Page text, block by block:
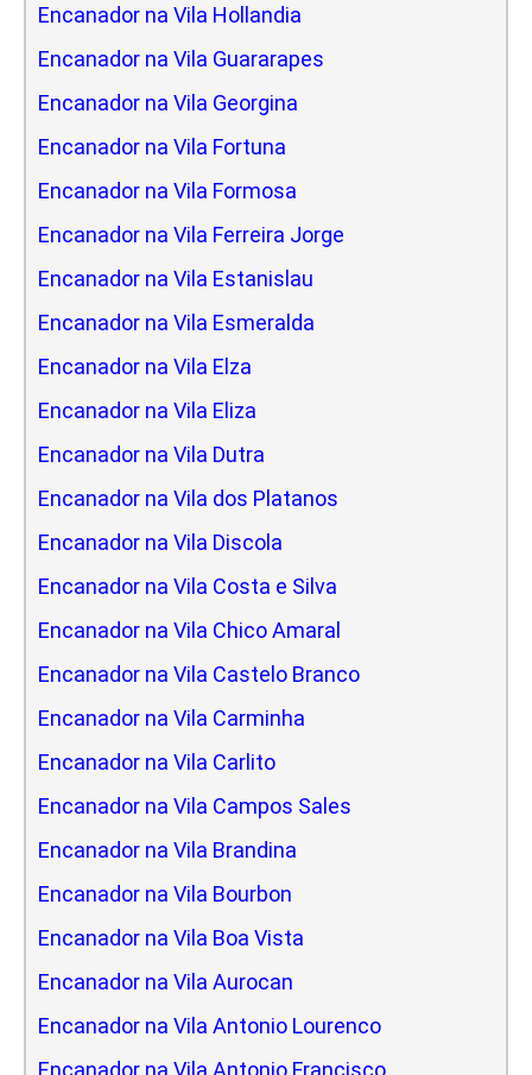
Encanador na Vila Hollandia
Encanador na Vila Guararapes
Encanador na Vila Georgina
Encanador na Vila Fortuna
Encanador na Vila Formosa
Encanador na Vila Ferreira Jorge
Encanador na Vila Estanislau
Encanador na Vila Esmeralda
Encanador na Vila Elza
Encanador na Vila Eliza
Encanador na Vila Dutra
Encanador na Vila dos Platanos
Encanador na Vila Discola
Encanador na Vila Costa e Silva
Encanador na Vila Chico Amaral
Encanador na Vila Castelo Branco
Encanador na Vila Carminha
Encanador na Vila Carlito
Encanador na Vila Campos Sales
Encanador na Vila Brandina
Encanador na Vila Bourbon
Encanador na Vila Boa Vista
Encanador na Vila Aurocan
Encanador na Vila Antonio Lourenco
Encanador na Vila Antonio Francisco